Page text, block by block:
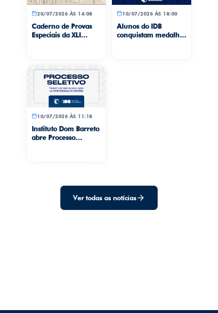
20/07/2026 ÀS 14:08
Caderno de Provas
Especiais da XLI
10/07/2026 ÀS 18:00
Alunos do IDB
conquistam medalhas
10/07/2026 ÀS 11:18
Instituto Dom Barreto
abre Processo
Ver todas as notícias